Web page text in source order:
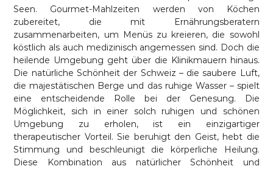
Seen. Gourmet-Mahlzeiten werden von Köchen
zubereitet, die mit Ernährungsberatern
zusammenarbeiten, um Menüs zu kreieren, die sowohl
köstlich als auch medizinisch angemessen sind. Doch die
heilende Umgebung geht über die Klinikmauern hinaus.
Die natürliche Schönheit der Schweiz – die saubere Luft,
die majestätischen Berge und das ruhige Wasser – spielt
eine entscheidende Rolle bei der Genesung. Die
Möglichkeit, sich in einer solch ruhigen und schönen
Umgebung zu erholen, ist ein einzigartiger
therapeutischer Vorteil. Sie beruhigt den Geist, hebt die
Stimmung und beschleunigt die körperliche Heilung.
Diese Kombination aus natürlicher Schönheit und